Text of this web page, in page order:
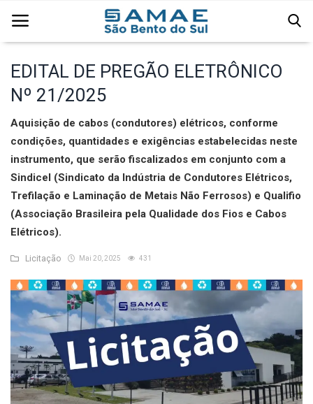
Página Inicial
Água
Comercial
Esgoto
Resíduos Sólidos Urbanos
Estrutura
Informações
Contato
EDITAL DE PREGÃO ELETRÔNICO
Nº 21/2025
Aquisição de cabos (condutores) elétricos, conforme
condições, quantidades e exigências estabelecidas neste
instrumento, que serão fiscalizados em conjunto com a
Sindicel (Sindicato da Indústria de Condutores Elétricos,
Trefilação e Laminação de Metais Não Ferrosos) e Qualifio
(Associação Brasileira pela Qualidade dos Fios e Cabos
Elétricos).
Licitação Mai 20, 2025 431